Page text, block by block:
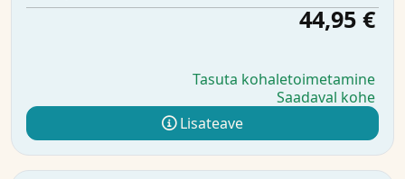
44,95 €
Tasuta kohaletoimetamine
Saadaval kohe
Lisateave